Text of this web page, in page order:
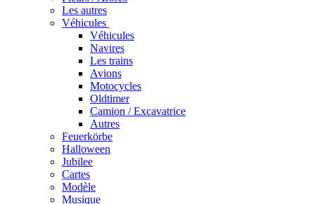
Les autres
Véhicules
Véhicules
Navires
Les trains
Avions
Motocycles
Oldtimer
Camion / Excavatrice
Autres
Feuerkörbe
Halloween
Jubilee
Cartes
Modèle
Musique